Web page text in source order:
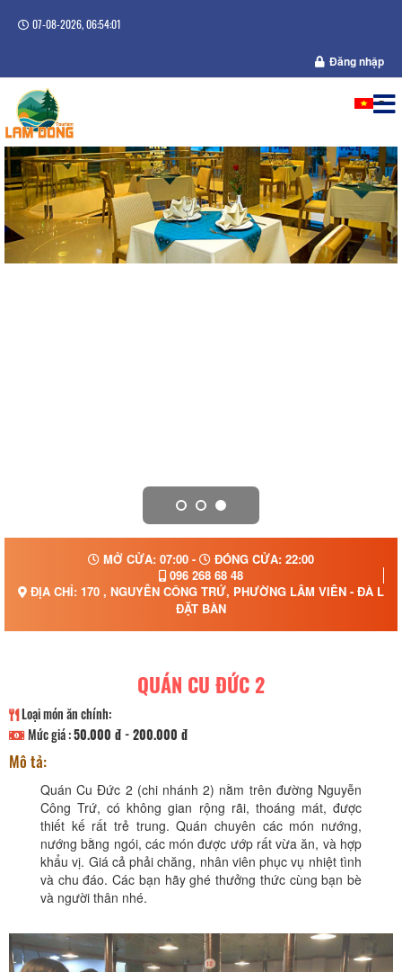
07-08-2026, 06:54:01
Đăng nhập
MỞ CỬA: 07:00 -
ĐÓNG CỬA: 22:00
096 268 68 48
ĐỊA CHỈ: 170 , NGUYỄN CÔNG TRỨ, PHƯỜNG LÂM VIÊN - ĐÀ LẠT,
ĐẶT BÀN
QUÁN CU ĐỨC 2
Loại món ăn chính:
Mức giá :50.000 đ - 200.000 đ
Mô tả:
Quán Cu Đức 2 (chi nhánh 2) nằm trên đường Nguyễn
Công Trứ, có không gian rộng rãi, thoáng mát, được
thiết kế rất trẻ trung. Quán chuyên các món nướng,
nướng bằng ngói, các món được ướp rất vừa ăn, và hợp
khẩu vị. Giá cả phải chăng, nhân viên phục vụ nhiệt tình
và chu đáo. Các bạn hãy ghé thưởng thức cùng bạn bè
và người thân nhé.